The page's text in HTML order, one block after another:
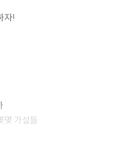
자!
몇 가설들